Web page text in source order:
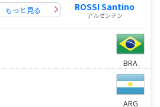
もっと見る ROSSI Santino
アルゼンチン
BRA
ARG